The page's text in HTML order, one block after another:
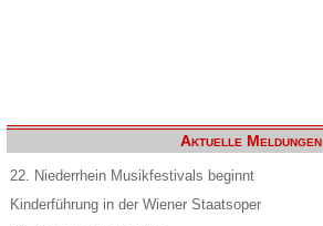
Aktuelle Meldungen
22. Niederrhein Musikfestivals beginnt
Kinderführung in der Wiener Staatsoper